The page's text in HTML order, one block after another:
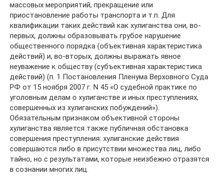
массовых мероприятий, прекращение или
приостановление работы транспорта и т.п. Для
квалификации таких действий как хулиганства они, во-
первых, должны образовывать грубое нарушение
общественного порядка (объективная характеристика
действий) и, во-вторых, должны выражать явное
неуважение к обществу (субъективная характеристика
действий) (п. 1 Постановления Пленума Верховного Суда
РФ от 15 ноября 2007 г. N 45 «О судебной практике по
уголовным делам о хулиганстве и иных преступлениях,
совершенных из хулиганских побуждений»).
Обязательным признаком объективной стороны
хулиганства является также публичная обстановка
совершения преступления: хулиганские действия
совершаются либо в присутствии множества лиц, либо
тайно, но с результатами, которые неизбежно отразятся
в сознании многих лиц.